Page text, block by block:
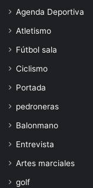
Agenda Deportiva
Atletismo
Fútbol sala
Ciclismo
Portada
pedroneras
Balonmano
Entrevista
Artes marciales
golf